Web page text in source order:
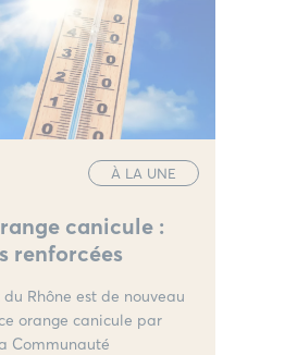
À LA UNE
canicule :
renforcées
Rhône est de nouveau
orange canicule par
Communauté